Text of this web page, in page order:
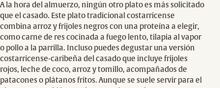
A la hora del almuerzo, ningún otro plato es más solicitado
que el casado. Este plato tradicional costarricense
combina arroz y frijoles negros con una proteína a elegir,
como carne de res cocinada a fuego lento, tilapia al vapor
o pollo a la parrilla. Incluso puedes degustar una versión
costarricense-caribeña del casado que incluye frijoles
rojos, leche de coco, arroz y tomillo, acompañados de
patacones o plátanos fritos. Aunque se suele servir para el